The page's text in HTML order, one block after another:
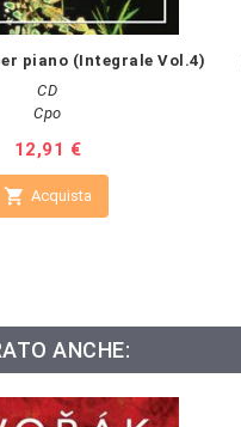
piano (Integrale Vol.4)
CD
Cpo
Prezzo
12,91 €
 Acquista
ANCHE: